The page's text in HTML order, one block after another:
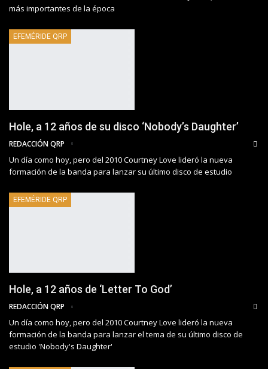
más importantes de la época
EFEMÉRIDE QRP
Hole, a 12 años de su disco ‘Nobody’s Daughter’
REDACCIÓN QRP
Un día como hoy, pero del 2010 Courtney Love lideró la nueva
formación de la banda para lanzar su último disco de estudio
EFEMÉRIDE QRP
Hole, a 12 años de ‘Letter To God’
REDACCIÓN QRP
Un día como hoy, pero del 2010 Courtney Love lideró la nueva
formación de la banda para lanzar el tema de su último disco de
estudio 'Nobody's Daughter'